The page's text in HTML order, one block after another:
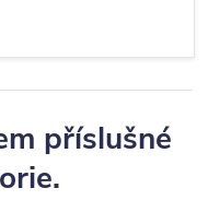
příslušné